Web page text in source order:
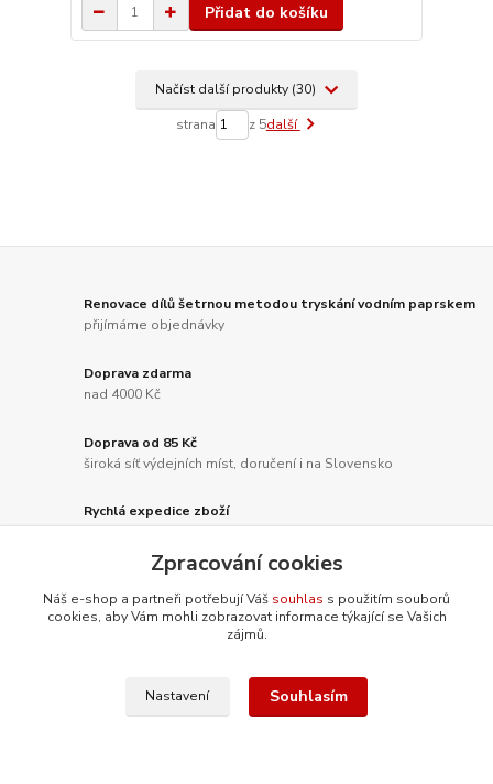
Přidat do košíku
Načíst další produkty (30)
strana z 5další
Renovace dílů šetrnou metodou tryskání vodním paprskem
přijímáme objednávky
Doprava zdarma
nad 4000 Kč
Doprava od 85 Kč
široká síť výdejních míst, doručení i na Slovensko
Rychlá expedice zboží
Nepropásněte novinky, akce a
slevy!
Zpracování cookies
Náš e-shop a partneři potřebují Váš souhlas s použitím souborů
cookies, aby Vám mohli zobrazovat informace týkající se Vašich
zájmů.
Nastavení Souhlasím